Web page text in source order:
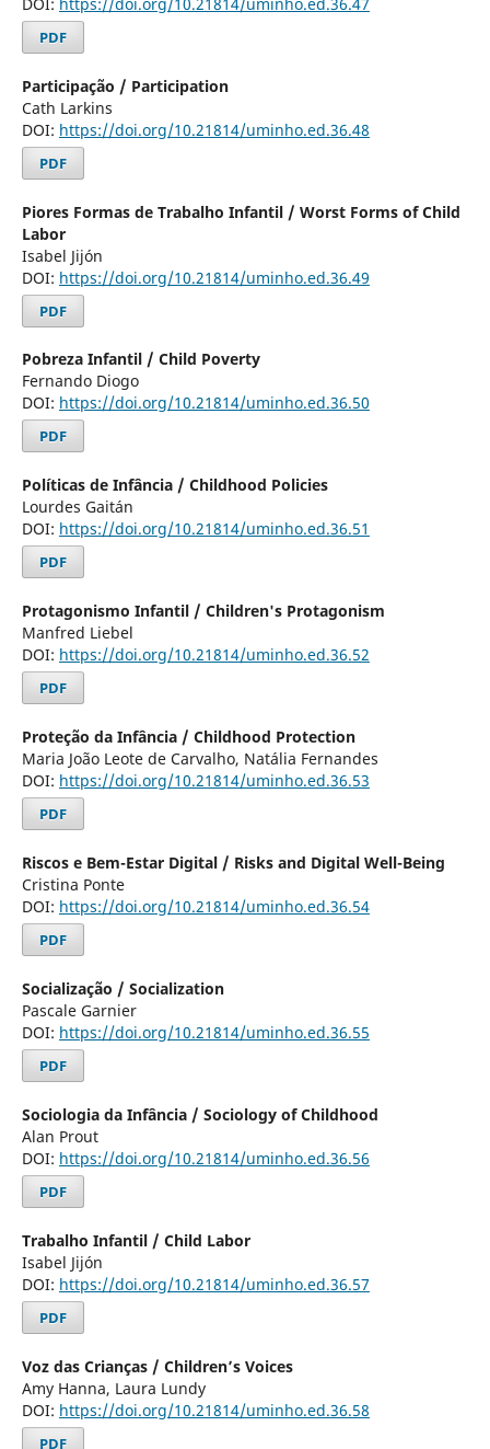
PDF
Participação / Participation
Cath Larkins
DOI: https://doi.org/10.21814/uminho.ed.36.48
PDF
Piores Formas de Trabalho Infantil / Worst Forms of Child
Labor
Isabel Jijón
DOI: https://doi.org/10.21814/uminho.ed.36.49
PDF
Pobreza Infantil / Child Poverty
Fernando Diogo
DOI: https://doi.org/10.21814/uminho.ed.36.50
PDF
Políticas de Infância / Childhood Policies
Lourdes Gaitán
DOI: https://doi.org/10.21814/uminho.ed.36.51
PDF
Protagonismo Infantil / Children's Protagonism
Manfred Liebel
DOI: https://doi.org/10.21814/uminho.ed.36.52
PDF
Proteção da Infância / Childhood Protection
Maria João Leote de Carvalho, Natália Fernandes
DOI: https://doi.org/10.21814/uminho.ed.36.53
PDF
Riscos e Bem-Estar Digital / Risks and Digital Well-Being
Cristina Ponte
DOI: https://doi.org/10.21814/uminho.ed.36.54
PDF
Socialização / Socialization
Pascale Garnier
DOI: https://doi.org/10.21814/uminho.ed.36.55
PDF
Sociologia da Infância / Sociology of Childhood
Alan Prout
DOI: https://doi.org/10.21814/uminho.ed.36.56
PDF
Trabalho Infantil / Child Labor
Isabel Jijón
DOI: https://doi.org/10.21814/uminho.ed.36.57
PDF
Voz das Crianças / Children’s Voices
Amy Hanna, Laura Lundy
DOI: https://doi.org/10.21814/uminho.ed.36.58
PDF